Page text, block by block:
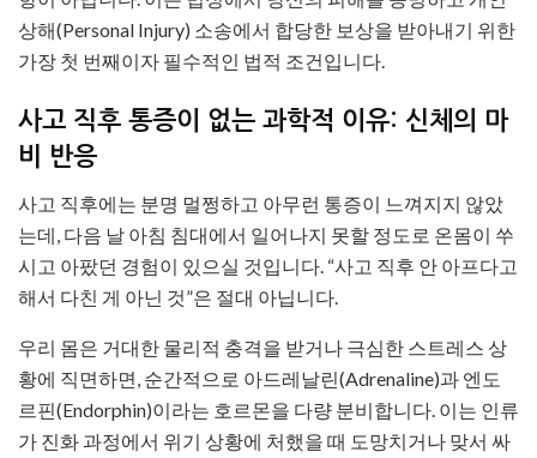
상해(Personal Injury) 소송에서 합당한 보상을 받아내기 위한
가장 첫 번째이자 필수적인 법적 조건입니다.
사고 직후 통증이 없는 과학적 이유: 신체의 마
비 반응
사고 직후에는 분명 멀쩡하고 아무런 통증이 느껴지지 않았
는데, 다음 날 아침 침대에서 일어나지 못할 정도로 온몸이 쑤
시고 아팠던 경험이 있으실 것입니다. “사고 직후 안 아프다고
해서 다친 게 아닌 것”은 절대 아닙니다.
우리 몸은 거대한 물리적 충격을 받거나 극심한 스트레스 상
황에 직면하면, 순간적으로 아드레날린(Adrenaline)과 엔도
르핀(Endorphin)이라는 호르몬을 다량 분비합니다. 이는 인류
가 진화 과정에서 위기 상황에 처했을 때 도망치거나 맞서 싸